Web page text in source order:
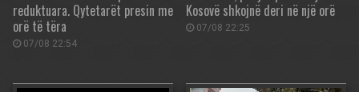
reduktuara. Qytetarët presin me
orë të tëra
07/08 22:54
Kosovë shkojnë deri në një orë
07/08 22:25